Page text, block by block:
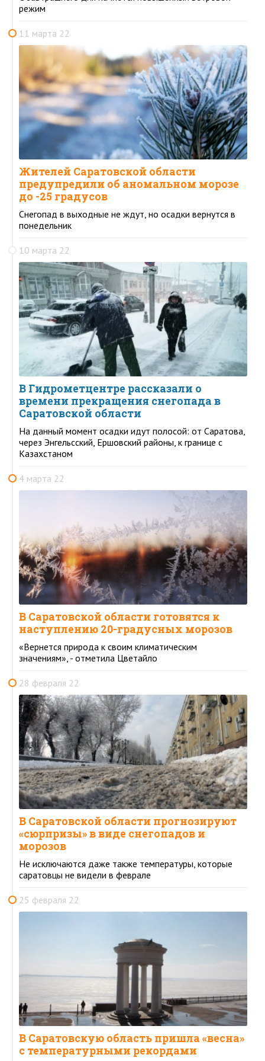
режим
11 марта 22
Жителей Саратовской области
предупредили об аномальном морозе
до -25 градусов
Снегопад в выходные не ждут, но осадки вернутся в
понедельник
10 марта 22
В Гидрометцентре рассказали о
времени прекращения снегопада в
Саратовской области
На данный момент осадки идут полосой: от Саратова,
через Энгельсский, Ершовский районы, к границе с
Казахстаном
4 марта 22
В Саратовской области готовятся к
наступлению 20-градусных морозов
«Вернется природа к своим климатическим
значениям», - отметила Цветайло
28 февраля 22
В Саратовской области прогнозируют
«сюрпризы» в виде снегопадов и
морозов
Не исключаются даже также температуры, которые
саратовцы не видели в феврале
25 февраля 22
В Саратовскую область пришла «весна»
с температурными рекордами